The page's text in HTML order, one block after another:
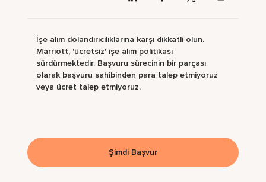
İşe alım dolandırıcılıklarına karşı dikkatli olun.
Marriott, 'ücretsiz' işe alım politikası
sürdürmektedir. Başvuru sürecinin bir parçası
olarak başvuru sahibinden para talep etmiyoruz
veya ücret talep etmiyoruz.
Şimdi Başvur